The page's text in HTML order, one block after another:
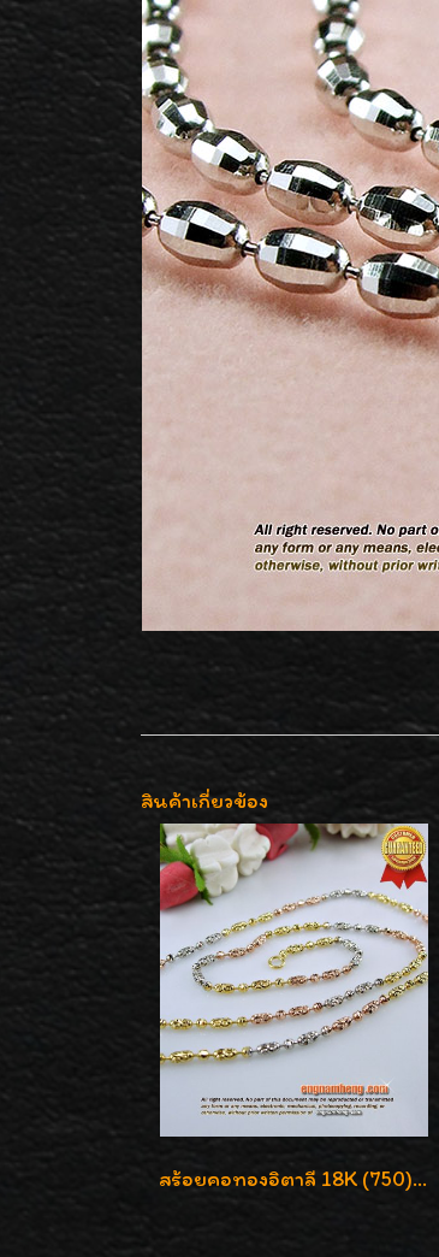
สินค้าเกี่ยวข้อง
สร้อยคอทองอิตาลี 18K (750) ชุบ 3 สี แกะลายสวยรุ่นใหม่ ลายละเอียดเงาวิบวับค่ะ